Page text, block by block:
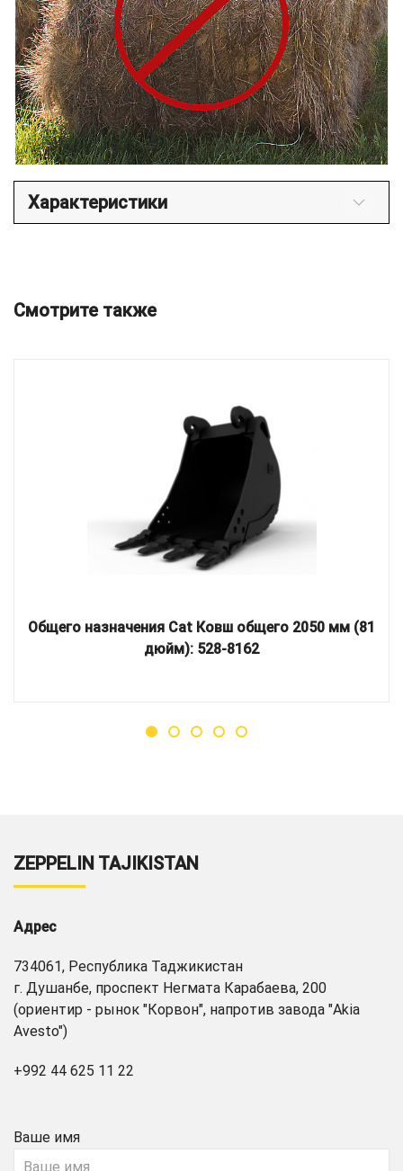
Характеристики
Смотрите также
Общего назначения Cat Ковш общего 2050 мм (81
дюйм): 528-8162
ZEPPELIN TAJIKISTAN
Адрес
734061, Республика Таджикистан
г. Душанбе, проспект Негмата Карабаева, 200
(ориентир - рынок "Корвон", напротив завода "Akia
Avesto")
+992 44 625 11 22
Ваше имя